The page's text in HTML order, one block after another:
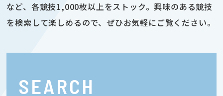
など、各競技1,000枚以上をストック。興味のある競技
を検索して楽しめるので、ぜひお気軽にご覧ください。
SEARCH